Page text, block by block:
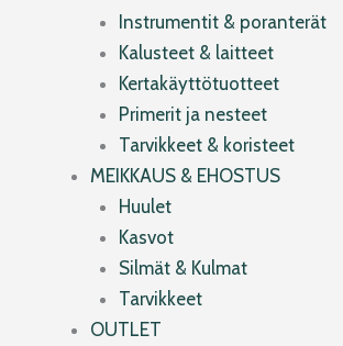
Instrumentit & poranterät
Kalusteet & laitteet
Kertakäyttötuotteet
Primerit ja nesteet
Tarvikkeet & koristeet
MEIKKAUS & EHOSTUS
Huulet
Kasvot
Silmät & Kulmat
Tarvikkeet
OUTLET